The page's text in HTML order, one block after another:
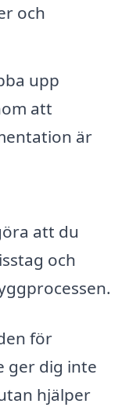
och
upp
att
är
att du
och
för
ger dig inte
hjälper